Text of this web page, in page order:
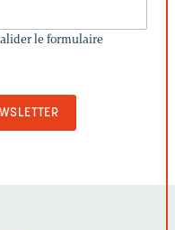
le formulaire